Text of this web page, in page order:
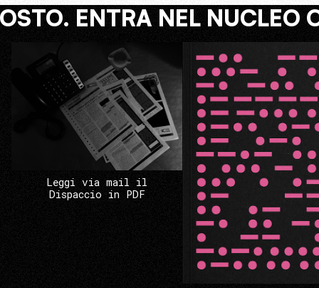
ENTRA NEL NUCLEO
Leggi via mail il
Dispaccio in PDF